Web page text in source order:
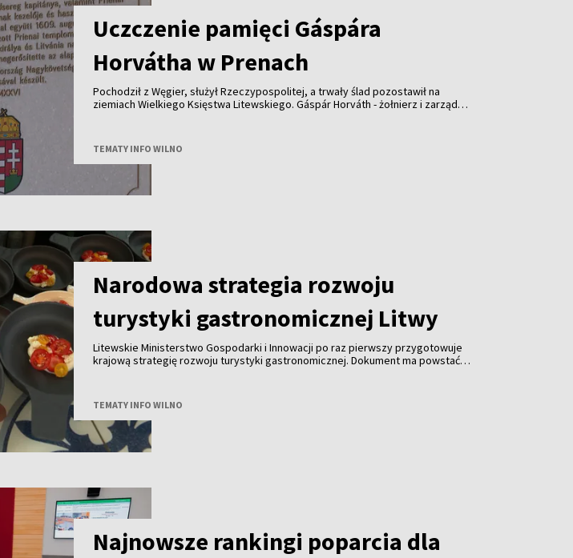
Uczczenie pamięci Gáspára
Horvátha w Prenach
Pochodził z Węgier, służył Rzeczypospolitej, a trwały ślad pozostawił na
ziemiach Wielkiego Księstwa Litewskiego. Gáspár Horváth - żołnierz i zarządca
Polski i Węgier.
TEMATY INFO WILNO
Narodowa strategia rozwoju
turystyki gastronomicznej Litwy
Litewskie Ministerstwo Gospodarki i Innowacji po raz pierwszy przygotowuje
krajową strategię rozwoju turystyki gastronomicznej. Dokument ma powstać
gałęzi litewskiej turystyki, zwiększenie jej konkurencyjności i promocja kraju za
granicą.
TEMATY INFO WILNO
Najnowsze rankingi poparcia dla